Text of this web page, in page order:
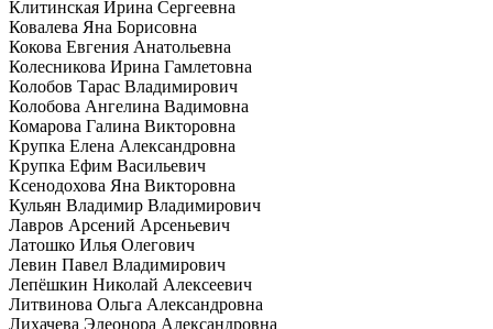
Клитинская Ирина Сергеевна
Ковалева Яна Борисовна
Кокова Евгения Анатольевна
Колесникова Ирина Гамлетовна
Колобов Тарас Владимирович
Колобова Ангелина Вадимовна
Комарова Галина Викторовна
Крупка Елена Александровна
Крупка Ефим Васильевич
Ксенодохова Яна Викторовна
Кульян Владимир Владимирович
Лавров Арсений Арсеньевич
Латошко Илья Олегович
Левин Павел Владимирович
Лепёшкин Николай Алексеевич
Литвинова Ольга Александровна
Лихачева Элеонора Александровна